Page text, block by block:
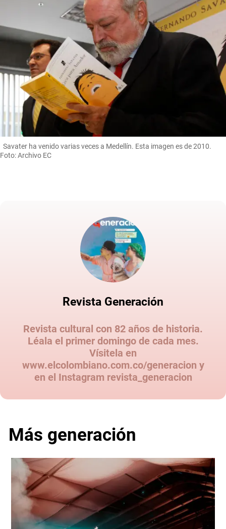
Savater ha venido varias veces a Medellín. Esta imagen es de 2010.
Foto: Archivo EC
Revista Generación
Revista cultural con 82 años de historia.
Léala el primer domingo de cada mes.
Vísitela en
www.elcolombiano.com.co/generacion y
en el Instagram revista_generacion
Más generación